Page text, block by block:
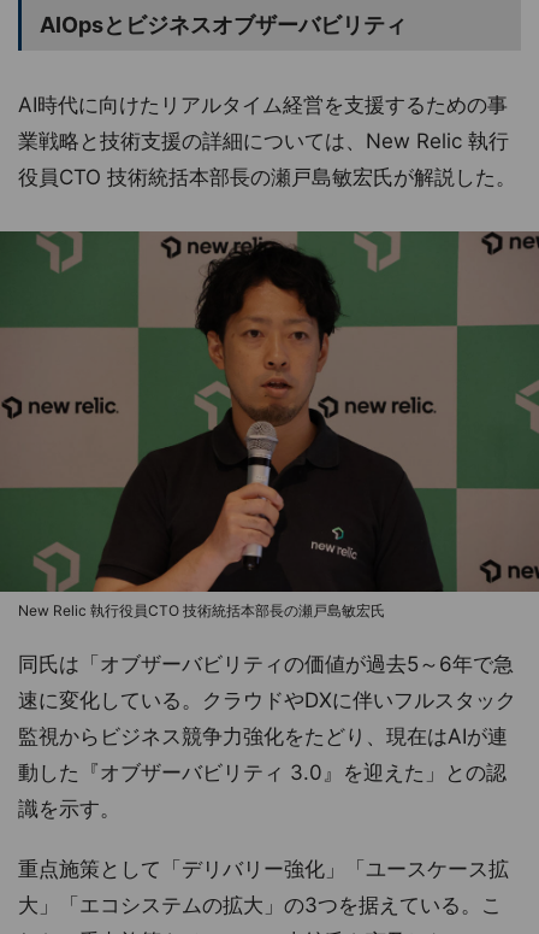
AIOpsとビジネスオブザーバビリティ
AI時代に向けたリアルタイム経営を支援するための事
業戦略と技術支援の詳細については、New Relic 執行
役員CTO 技術統括本部長の瀬戸島敏宏氏が解説した。
New Relic 執行役員CTO 技術統括本部長の瀬戸島敏宏氏
同氏は「オブザーバビリティの価値が過去5～6年で急
速に変化している。クラウドやDXに伴いフルスタック
監視からビジネス競争力強化をたどり、現在はAIが連
動した『オブザーバビリティ 3.0』を迎えた」との認
識を示す。
重点施策として「デリバリー強化」「ユースケース拡
大」「エコシステムの拡大」の3つを据えている。こ